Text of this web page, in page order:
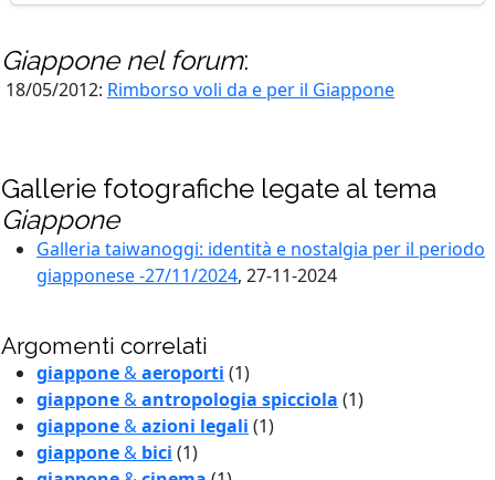
Giapponenel forum:
18/05/2012: Rimborso voli da e per il Giappone
Gallerie fotografiche legate al tema
Giappone
Galleria taiwanoggi: identità e nostalgia per il periodo
giapponese -27/11/2024, 27-11-2024
Argomenti correlati
giappone&aeroporti (1)
giappone&antropologia spicciola (1)
giappone&azioni legali (1)
giappone& bici (1)